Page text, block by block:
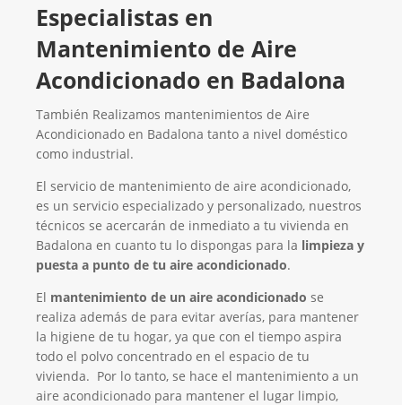
Especialistas en
Mantenimiento de Aire
Acondicionado en Badalona
También Realizamos mantenimientos de Aire
Acondicionado en Badalona tanto a nivel doméstico
como industrial.
El servicio de mantenimiento de aire acondicionado,
es un servicio especializado y personalizado, nuestros
técnicos se acercarán de inmediato a tu vivienda en
Badalona en cuanto tu lo dispongas para la limpieza y
puesta a punto de tu aire acondicionado.
El mantenimiento de un aire acondicionado se
realiza además de para evitar averías, para mantener
la higiene de tu hogar, ya que con el tiempo aspira
todo el polvo concentrado en el espacio de tu
vivienda. Por lo tanto, se hace el mantenimiento a un
aire acondicionado para mantener el lugar limpio,